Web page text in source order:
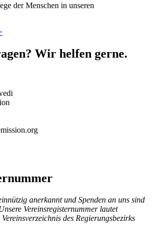
der Menschen in unseren
Wir helfen gerne.
anerkannt und Spenden an uns sind
Vereinsregisternummer lautet
des Regierungsbezirks